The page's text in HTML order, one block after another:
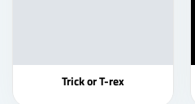
Trick or T-rex